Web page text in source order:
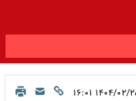
۰۲/۲۵ ۱۶:۰۱